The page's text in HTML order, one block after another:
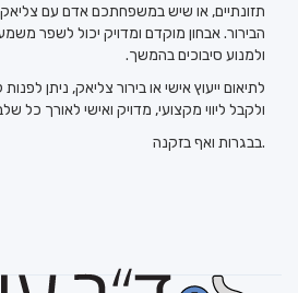
תזונתיים, או שיש במשפחתכם אדם עם
הבירור. אבחון מוקדם ומדויק יכול לשפר
ולמנוע סיבוכים בהמשך.
לתיאום ייעוץ אישי או בירור צליאק, ניתן
ולקבל ליווי מקצועי, מדויק ואישי לאורך כל
.בבגרות ואף בזקנה